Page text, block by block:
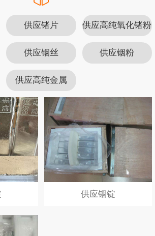
供应锗片 供应高纯氧化锗粉
供应铟丝 供应铟粉
供应高纯金属
供应铟锭